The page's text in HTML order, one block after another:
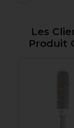
Les
Produit